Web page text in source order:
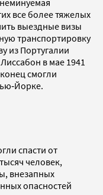
все более тяжелых
выездные визы
транспортировку
из Португалии
в мае 1941
смогли
спасти от
человек,
внезапных
опасностей